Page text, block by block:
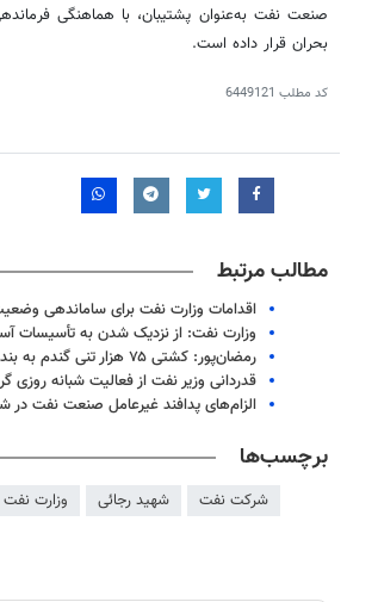
صنعت نفت به‌عنوان پشتیبان، با هماهنگی
بحران قرار داده است.
کد مطلب 6449121
مطالب مرتبط
اقدامات وزارت نفت برای ساماندهی
وزارت نفت: از نزدیک شدن به تأسیسات
رمضان‌پور: کشتی ۷۵ هزار تنی گندم به بندر شهید رجایی وارد شد
قدردانی وزیر نفت از فعالیت شبانه روزی
الزام‌های پدافند غیرعامل صنعت نفت در
برچسب‌ها
شرکت نفت شهید رجائی وزارت نفتروزنامه‌های صبح پنج‌شنبه ۱۵ مرداد ۱۴۰۵